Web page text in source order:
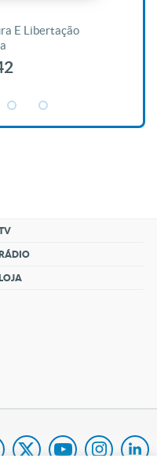
E Libertação